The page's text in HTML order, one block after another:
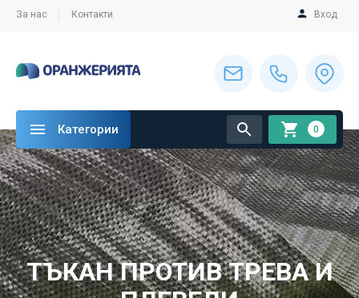
За нас Контакти Вход
Категории 0
ТЪКАН ПРОТИВ ТРЕВА И